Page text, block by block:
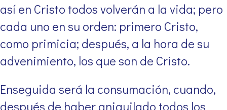
así en Cristo todos volverán a la vida; pero
cada uno en su orden: primero Cristo,
como primicia; después, a la hora de su
advenimiento, los que son de Cristo.
Enseguida será la consumación, cuando,
después de haber aniquilado todos los